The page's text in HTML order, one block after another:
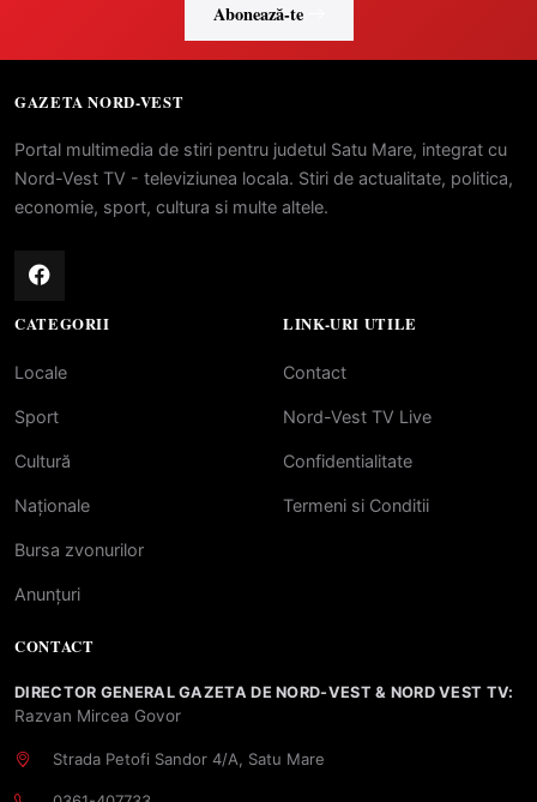
Abonează-te
GAZETA NORD-VEST
Portal multimedia de stiri pentru judetul Satu Mare, integrat cu
Nord-Vest TV - televiziunea locala. Stiri de actualitate, politica,
economie, sport, cultura si multe altele.
CATEGORII
Locale
Sport
Cultură
Naționale
Bursa zvonurilor
Anunțuri
LINK-URI UTILE
Contact
Nord-Vest TV Live
Confidentialitate
Termeni si Conditii
CONTACT
DIRECTOR GENERAL GAZETA DE NORD-VEST & NORD VEST TV:
Razvan Mircea Govor
Strada Petofi Sandor 4/A, Satu Mare